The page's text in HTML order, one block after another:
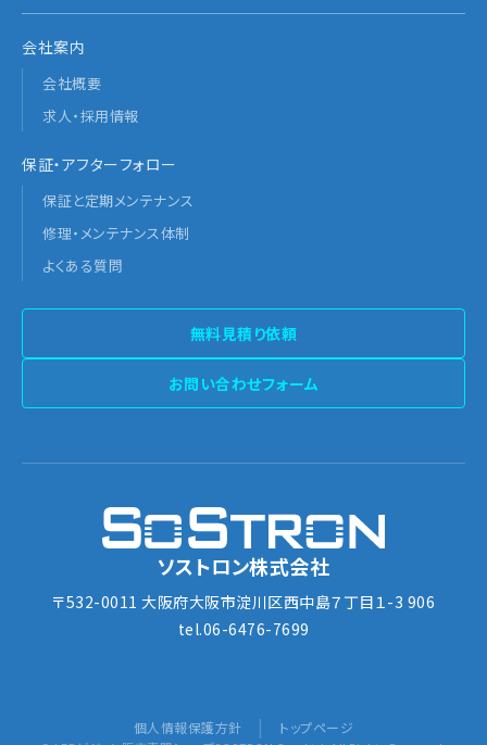
会社案内
会社概要
求人・採用情報
保証・アフターフォロー
保証と定期メンテナンス
修理・メンテナンス体制
よくある質問
無料見積り依頼
お問い合わせフォーム
ソストロン株式会社
〒532-0011 大阪府大阪市淀川区西中島７丁目１-3 906
tel.06-6476-7699
個人情報保護方針 | トップページ